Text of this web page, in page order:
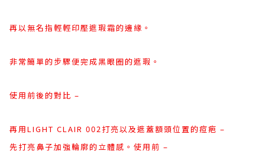
再以無名指輕輕印壓遮瑕霜的邊緣。
非常簡單的步驟便完成黑眼圈的遮瑕。
使用前後的對比 –
再用LIGHT CLAIR 002打亮以及遮蓋額頭位置的痘疤 –
先打亮鼻子加強輪廓的立體感。使用前 –